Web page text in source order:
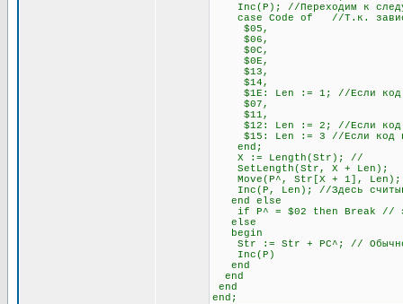
Inc(P); //Переходим к
case Code of //Т.к.
$05,
$06,
$0C,
$0E,
$13,
$14,
$1E: Len := 1; //Если код
$07,
$11,
$12: Len := 2; //Если код
$15: Len := 3 //Если код
end;
X := Length(Str); //
SetLength(Str, X +
Move(P^, Str[X + 1],
Inc(P, Len); //Здесь
end else
if P^ = $02 then Break // это
else
begin
Str := Str + PC^; // Обычное
Inc(P)
end
end
end
end;